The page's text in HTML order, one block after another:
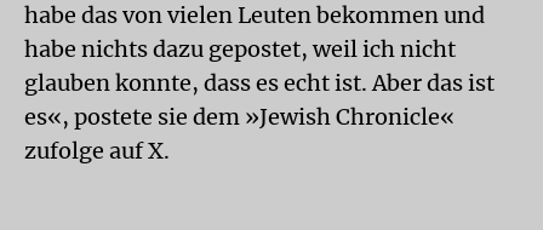
habe das von vielen Leuten bekommen und
habe nichts dazu gepostet, weil ich nicht
glauben konnte, dass es echt ist. Aber das ist
es«, postete sie dem »Jewish Chronicle«
zufolge auf X.